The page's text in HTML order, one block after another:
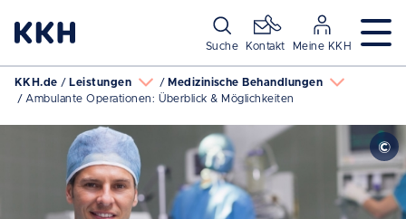
Suche Kontakt Meine KKH
KKH.de Leistungen
Medizinische Behandlungen
Ambulante Operationen: Überblick & Möglichkeiten